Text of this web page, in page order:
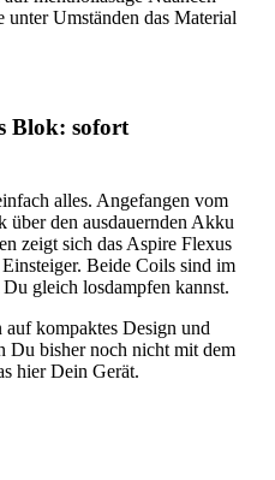
unter Umständen das Material
Blok: sofort
alles. Angefangen vom
über den ausdauernden Akku
zeigt sich das Aspire Flexus
Beide Coils sind im
gleich losdampfen kannst.
kompaktes Design und
Du bisher noch nicht mit dem
hier Dein Gerät.